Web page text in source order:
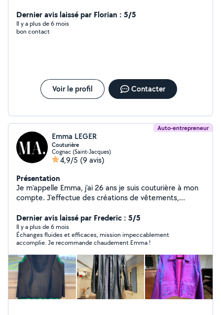
salaire. Je suis de Cognac. J'ai quand même pas mal
d'acquis. Pour plus de renseignements n'hésitez pas à
venir privé.
Dernier avis laissé par Florian : 5/5
Il y a plus de 6 mois
bon contact
Voir le profil Contacter
Auto-entrepreneur
Emma LEGER
Couturière
Cognac (Saint-Jacques)
4,9/5 (9 avis)
Présentation
Je m'appelle Emma, j'ai 26 ans je suis couturière à mon
compte. J'effectue des créations de vêtements,
des cours de couture sur devis. N'hésitez pas à me
contacter pour pouvoir échanger ensemble !
Dernier avis laissé par Frederic : 5/5
Il y a plus de 6 mois
Échanges fluides et efficaces, mission impeccablement
accomplie. Je recommande chaudement Emma !